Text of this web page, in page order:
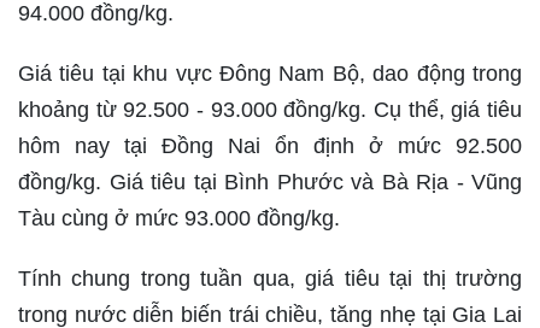
94.000 đồng/kg.
Giá tiêu tại khu vực Đông Nam Bộ, dao động trong
khoảng từ 92.500 - 93.000 đồng/kg. Cụ thể, giá tiêu
hôm nay tại Đồng Nai ổn định ở mức 92.500
đồng/kg. Giá tiêu tại Bình Phước và Bà Rịa - Vũng
Tàu cùng ở mức 93.000 đồng/kg.
Tính chung trong tuần qua, giá tiêu tại thị trường
trong nước diễn biến trái chiều, tăng nhẹ tại Gia Lai